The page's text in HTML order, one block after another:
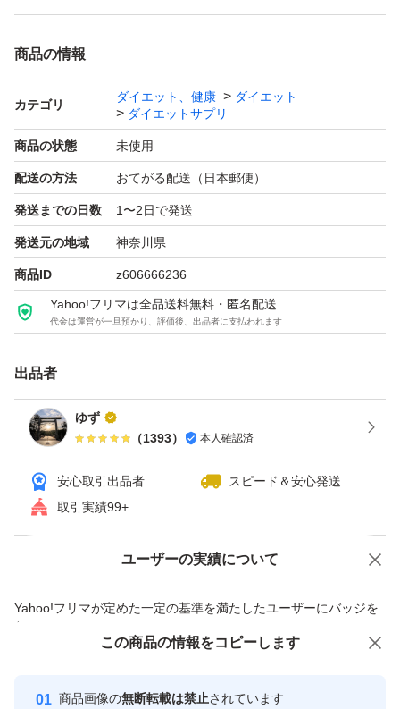
届きたてです。
サプリケース、リーフレットも同封し、ゆうパケットで匿
名配送します。
送料、手数料がかかりますので、値下げ交渉不可です。
メタバリア
プレミアムEX
240粒
富士フイルム
富士フィルム
ダイエット
サプリメント
商品の情報
カテゴリ
ダイエット、健康
ダイエット
ダイエットサプリ
商品の状態 未使用
配送の方法 おてがる配送（日本郵便）
発送までの日数 1〜2日で発送
発送元の地域 神奈川県
商品ID z606666236
Yahoo!フリマは全品送料無料・匿名配送
代金は運営が一旦預かり、評価後、出品者に支払われます
出品者
ゆず
（1393） 本人確認済
安心取引出品者
スピード＆安心発送
取引実績99+
ユーザーの実績について
Yahoo!フリマが定めた一定の基準を満たしたユーザーにバッジを
付与しています
安心取引出品者
心・安全なユーザーです
価格の相談 商品への質問
この商品の情報をコピーします
商品画像の無断転載は禁止されています
この商品をみている人にオススメ